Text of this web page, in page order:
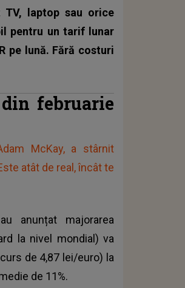
TV, laptop sau orice
pentru un tarif lunar
pe lună. Fără costuri
februarie
McKay, a stârnit
atât de real, încât te
anunțat majorarea
la nivel mondial) va
de 4,87 lei/euro) la
de 11%.